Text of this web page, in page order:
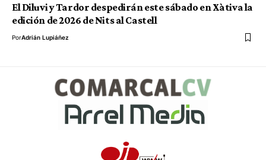
El Diluvi y Tardor despedirán este sábado en Xàtiva la
edición de 2026 de Nits al Castell
PorAdrián Lupiáñez